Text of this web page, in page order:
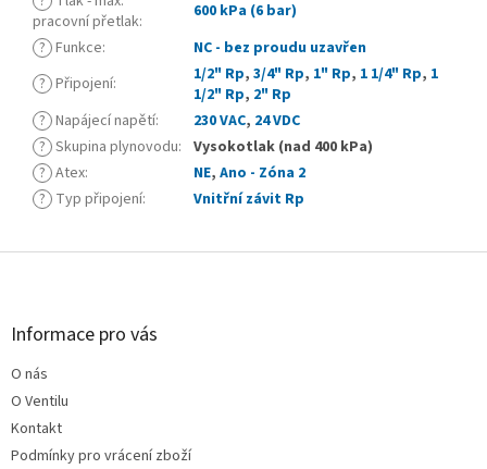
pracovní přetlak:
600 kPa (6 bar)
? Funkce:
NC - bez proudu uzavřen
? Připojení: 1/2" Rp, 3/4" Rp, 1" Rp, 1 1/4" Rp, 1
1/2" Rp, 2" Rp
? Napájecí napětí: 230 VAC, 24 VDC
? Skupina plynovodu: Vysokotlak (nad 400 kPa)
? Atex: NE, Ano - Zóna 2
? Typ připojení: Vnitřní závit Rp
Z
Informace pro vás
O nás
O Ventilu
Kontakt
Podmínky pro vrácení zboží